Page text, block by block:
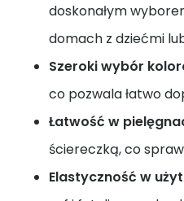
doskonałym
domach z dziećmi
Szeroki wybór
co pozwala łatwo
Łatwość w
ściereczką, co
Elastyczność w